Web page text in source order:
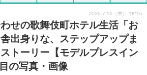
スポーツ
ビックリ
アリ／ナシ
せの歌舞伎町ホテル生活「お
出身りな、ステップアップま
トーリー【モデルプレスイン
の写真・画像
2025.7.10（木） 18:15